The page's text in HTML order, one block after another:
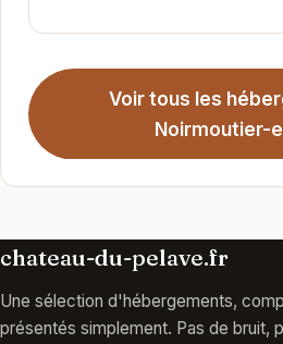
Voir tous les
Noirmoutier-
chateau-du-pelave.fr
Une sélection d'hébergements,
présentés simplement. Pas de bruit,